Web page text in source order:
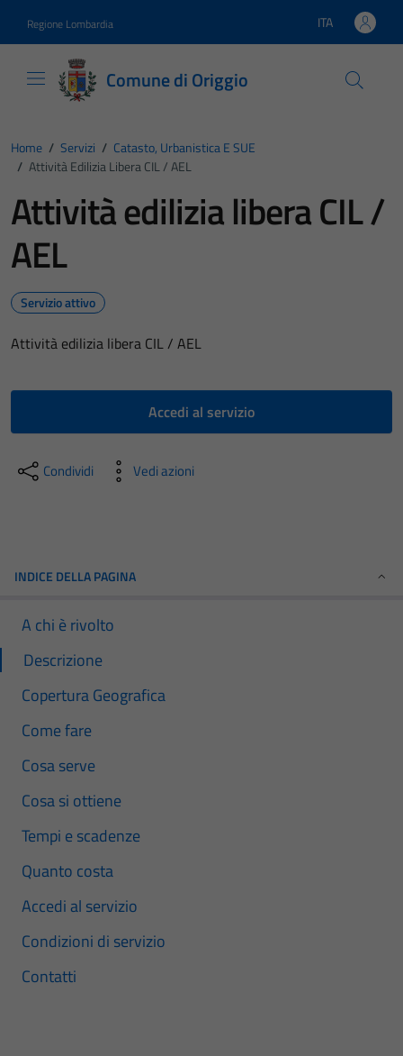
Regione Lombardia Lingua attiva:
ITA
Comune di Origgio
Home / Servizi / Catasto, Urbanistica E SUE
/ Attività Edilizia Libera CIL / AEL
Attività edilizia libera CIL /
AEL
Servizio attivo
Attività edilizia libera CIL / AEL
Accedi al servizio
Condividi Vedi azioni
INDICE DELLA PAGINA
A chi è rivolto
Descrizione
Copertura Geografica
Come fare
Cosa serve
Cosa si ottiene
Tempi e scadenze
Quanto costa
Accedi al servizio
Condizioni di servizio
Contatti